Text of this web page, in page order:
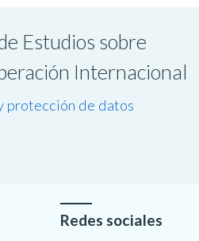
Estudios sobre
Internacional
protección de datos
Redes sociales